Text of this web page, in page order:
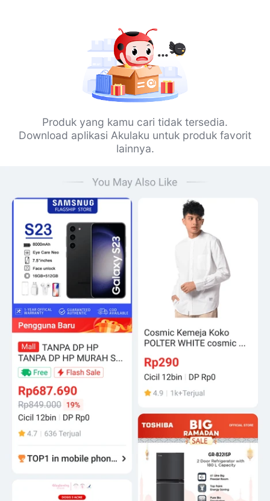
Produk yang kamu cari tidak tersedia.
Download aplikasi Akulaku untuk produk favorit
lainnya.